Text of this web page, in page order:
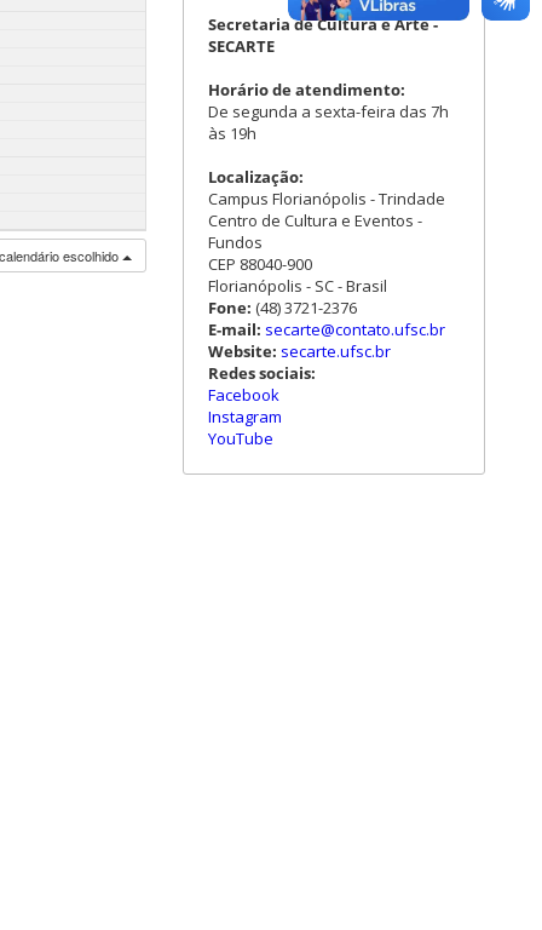
escolhido
Secretaria de Cultura e Arte -
SECARTE
Horário de atendimento:
De segunda a sexta-feira das 7h
às 19h
Localização:
Campus Florianópolis - Trindade
Centro de Cultura e Eventos -
Fundos
CEP 88040-900
Florianópolis - SC - Brasil
Fone: (48) 3721-2376
E-mail: secarte@contato.ufsc.br
Website: secarte.ufsc.br
Redes sociais:
Facebook
Instagram
YouTube